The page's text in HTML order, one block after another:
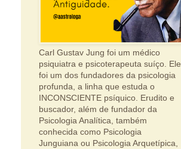
Carl Gustav Jung foi um médico
psiquiatra e psicoterapeuta suíço. Ele
foi um dos fundadores da psicologia
profunda, a linha que estuda o
INCONSCIENTE psíquico. Erudito e
buscador, além de fundador da
Psicologia Analítica, também
conhecida como Psicologia
Junguiana ou Psicologia Arquetípica,